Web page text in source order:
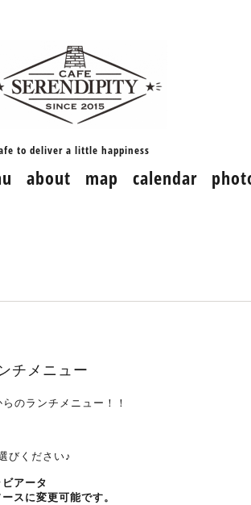
to deliver a little happiness
about map calendar
チメニュー
のランチメニュー！！
びください♪
アータ
スに変更可能です。